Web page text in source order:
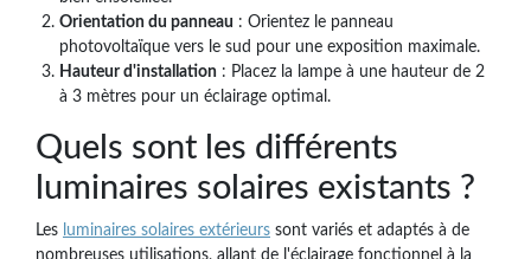
Orientation du panneau : Orientez le panneau
photovoltaïque vers le sud pour une exposition maximale.
Hauteur d'installation : Placez la lampe à une hauteur de 2
à 3 mètres pour un éclairage optimal.
Quels sont les différents
luminaires solaires existants ?
Les luminaires solaires extérieurs sont variés et adaptés à de
nombreuses utilisations, allant de l'éclairage fonctionnel à la